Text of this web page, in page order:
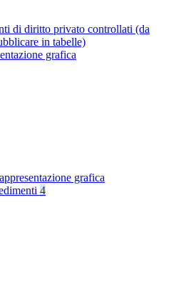
di diritto privato controllati (da
in tabelle)
grafica
grafica
4